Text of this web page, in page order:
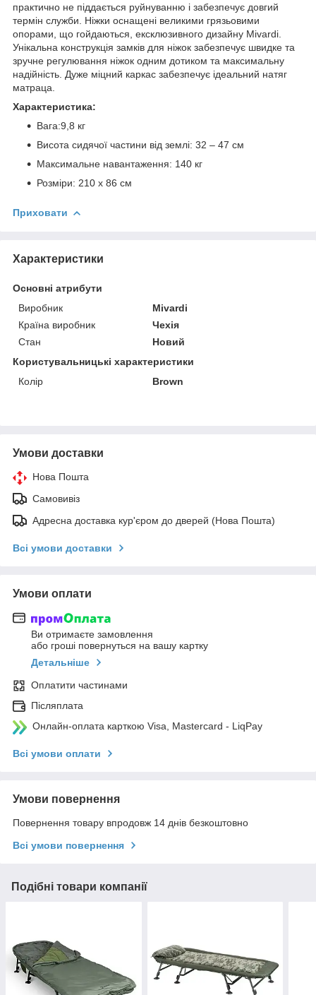
практично не піддається руйнуванню і забезпечує довгий
термін служби. Ніжки оснащені великими грязьовими
опорами, що гойдаються, ексклюзивного дизайну Mivardi.
Унікальна конструкція замків для ніжок забезпечує швидке та
зручне регулювання ніжок одним дотиком та максимальну
надійність. Дуже міцний каркас забезпечує ідеальний натяг
матраца.
Характеристика:
Вага:9,8 кг
Висота сидячої частини від землі: 32 – 47 см
Максимальне навантаження: 140 кг
Розміри: 210 х 86 см
Приховати
Характеристики
Основні атрибути
Виробник
Mivardi
Країна виробник
Чехія
Стан
Новий
Користувальницькі характеристики
Колір
Brown
Умови доставки
Нова Пошта
Самовивіз
Адресна доставка кур'єром до дверей (Нова Пошта)
Всі умови доставки
Умови оплати
Ви отримаєте замовлення
або гроші повернуться на вашу картку
Детальніше
Оплатити частинами
Післяплата
Онлайн-оплата карткою Visa, Mastercard - LiqPay
Всі умови оплати
Умови повернення
Повернення товару впродовж 14 днів безкоштовно
Всі умови повернення
Подібні товари компанії